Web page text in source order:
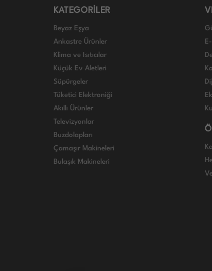
KATEGORİLER
Beyaz Eşya
Ankastre Ürünler
Klima ve Isıtıcılar
Küçük Ev Aletleri
Süpürgeler
Tüketici Elektroniği
Akıllı Ürünler
Televizyonlar
Buzdolapları
Çamaşır Makineleri
Bulaşık Makineleri